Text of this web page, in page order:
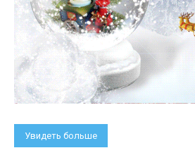
Увидеть больше